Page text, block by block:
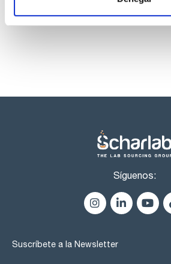
Síguenos:
Suscríbete a la Newsletter